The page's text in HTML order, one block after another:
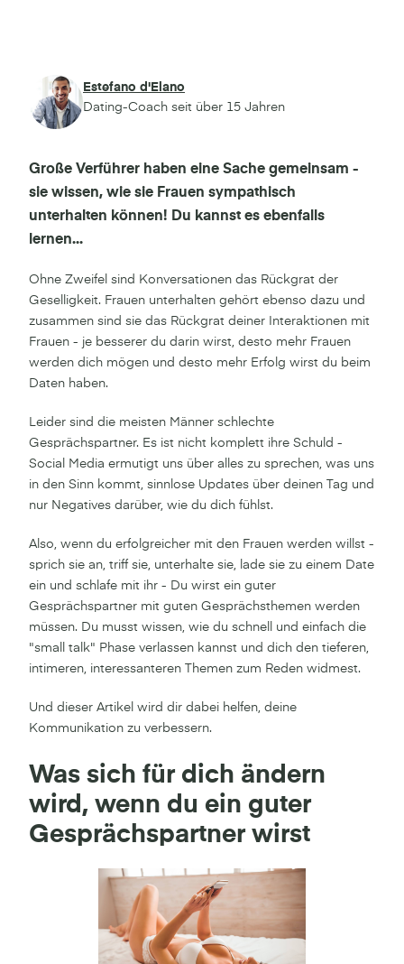
Estefano d'Elano
Dating-Coach seit über 15 Jahren
Große Verführer haben eine Sache gemeinsam -
sie wissen, wie sie Frauen sympathisch
unterhalten können! Du kannst es ebenfalls
lernen...
Ohne Zweifel sind Konversationen das Rückgrat der
Geselligkeit. Frauen unterhalten gehört ebenso dazu und
zusammen sind sie das Rückgrat deiner Interaktionen mit
Frauen - je besserer du darin wirst, desto mehr Frauen
werden dich mögen und desto mehr Erfolg wirst du beim
Daten haben.
Leider sind die meisten Männer schlechte
Gesprächspartner. Es ist nicht komplett ihre Schuld -
Social Media ermutigt uns über alles zu sprechen, was uns
in den Sinn kommt, sinnlose Updates über deinen Tag und
nur Negatives darüber, wie du dich fühlst.
Also, wenn du erfolgreicher mit den Frauen werden willst -
sprich sie an, triff sie, unterhalte sie, lade sie zu einem Date
ein und schlafe mit ihr - Du wirst ein guter
Gesprächspartner mit guten Gesprächsthemen werden
müssen. Du musst wissen, wie du schnell und einfach die
"small talk" Phase verlassen kannst und dich den tieferen,
intimeren, interessanteren Themen zum Reden widmest.
Und dieser Artikel wird dir dabei helfen, deine
Kommunikation zu verbessern.
Was sich für dich ändern
wird, wenn du ein guter
Gesprächspartner wirst